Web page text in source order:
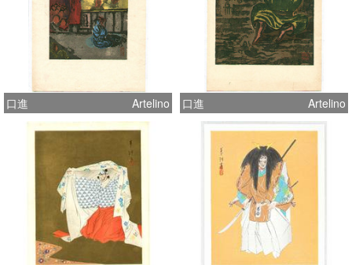
口進 Artelino 口進 Artelino